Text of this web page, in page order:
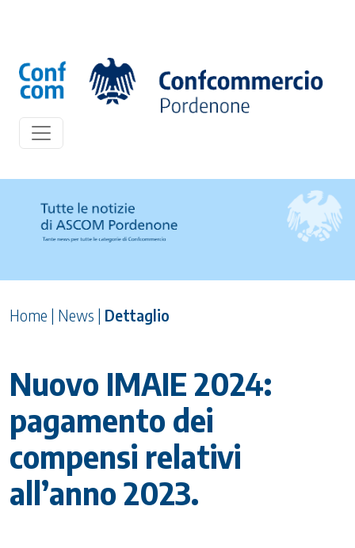
Home | News | Dettaglio
Nuovo IMAIE 2024:
pagamento dei
compensi relativi
all’anno 2023.